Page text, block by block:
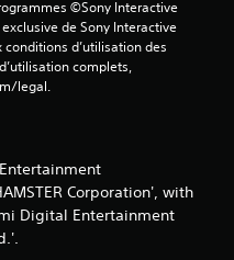
©Sony Interactive
de Sony Interactive
d’utilisation des
complets,
legal.
Corporation', with
Digital Entertainment